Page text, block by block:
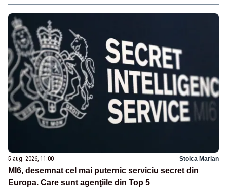
5 aug. 2026, 11:00 Stoica Marian
MI6, desemnat cel mai puternic serviciu secret din
Europa. Care sunt agenţiile din Top 5